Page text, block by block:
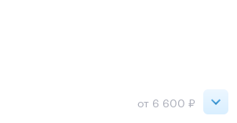
от 6 600 ₽